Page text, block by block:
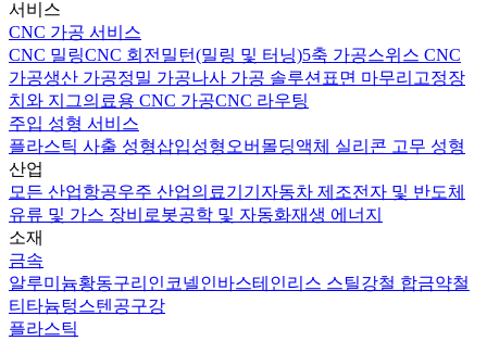
서비스
CNC 가공 서비스
CNC 밀링CNC 회전 밀턴(밀링 및 터닝)5축 가공스위스 CNC
가공생산 가공정밀 가공나사 가공 솔루션 표면 마무리 고정장
치와 지그의료용 CNC 가공CNC 라우팅
주입 성형 서비스
플라스틱 사출 성형삽입성형 오버몰딩액체 실리콘 고무 성형
산업
모든 산업항공우주 산업의료기기 자동차 제조전자 및 반도체
유류 및 가스 장비 로봇공학 및 자동화재생 에너지
소재
금속
알루미늄황동구리 인코넬인바스테인리스 스틸강철 합금약철
티타늄텅스텐 공구강
플라스틱